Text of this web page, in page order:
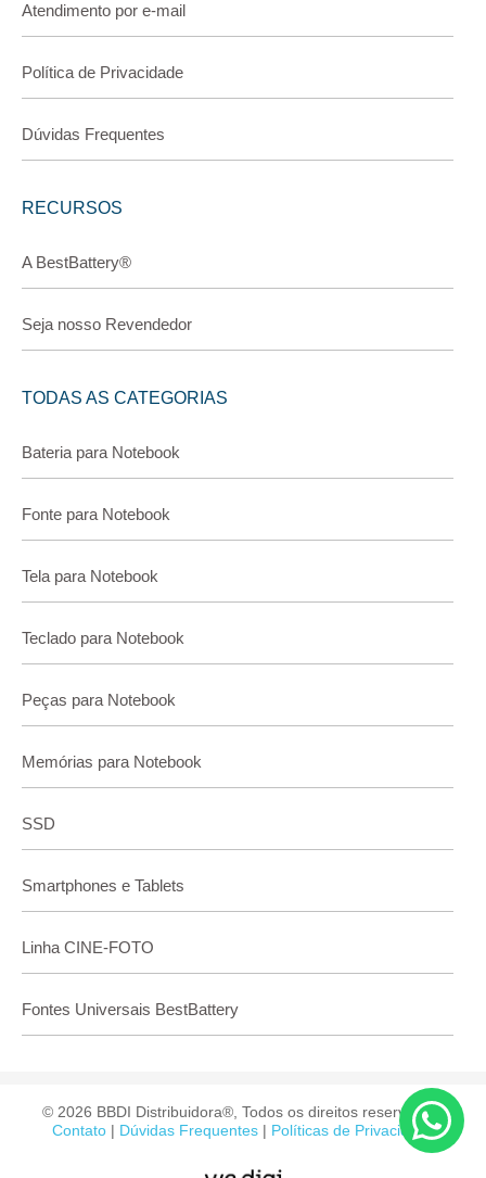
Atendimento por e-mail
Política de Privacidade
Dúvidas Frequentes
RECURSOS
A BestBattery®
Seja nosso Revendedor
TODAS AS CATEGORIAS
Bateria para Notebook
Fonte para Notebook
Tela para Notebook
Teclado para Notebook
Peças para Notebook
Memórias para Notebook
SSD
Smartphones e Tablets
Linha CINE-FOTO
Fontes Universais BestBattery
© 2026 BBDI Distribuidora®, Todos os direitos reservados.
Contato | Dúvidas Frequentes | Políticas de Privacidade